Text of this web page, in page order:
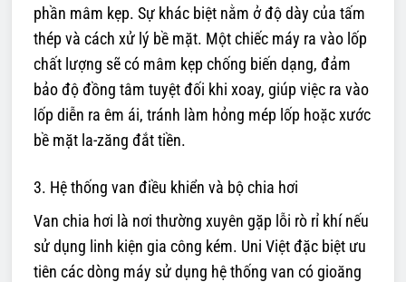
phần mâm kẹp. Sự khác biệt nằm ở độ dày của tấm
thép và cách xử lý bề mặt. Một chiếc máy ra vào lốp
chất lượng sẽ có mâm kẹp chống biến dạng, đảm
bảo độ đồng tâm tuyệt đối khi xoay, giúp việc ra vào
lốp diễn ra êm ái, tránh làm hỏng mép lốp hoặc xước
bề mặt la-zăng đắt tiền.
3. Hệ thống van điều khiển và bộ chia hơi
Van chia hơi là nơi thường xuyên gặp lỗi rò rỉ khí nếu
sử dụng linh kiện gia công kém. Uni Việt đặc biệt ưu
tiên các dòng máy sử dụng hệ thống van có gioăng